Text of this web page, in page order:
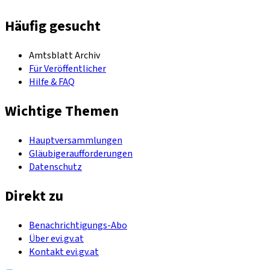
Häufig gesucht
Amtsblatt Archiv
Für Veröffentlicher
Hilfe & FAQ
Wichtige Themen
Hauptversammlungen
Gläubigeraufforderungen
Datenschutz
Direkt zu
Benachrichtigungs-Abo
Über evi.gv.at
Kontakt evi.gv.at